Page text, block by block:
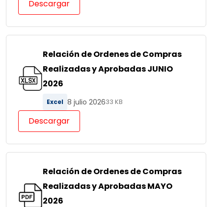
Descargar
Relación de Ordenes de Compras
Realizadas y Aprobadas JUNIO
2026
Excel 8 julio 202633 KB
Descargar
Relación de Ordenes de Compras
Realizadas y Aprobadas MAYO
2026